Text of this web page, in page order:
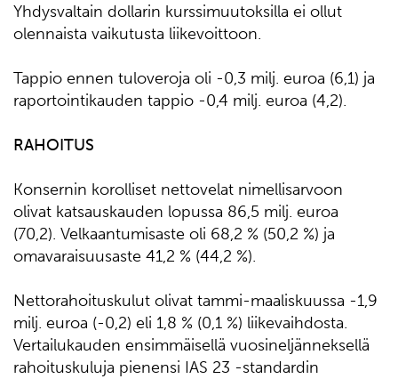
Yhdysvaltain dollarin kurssimuutoksilla ei ollut
olennaista vaikutusta liikevoittoon.
Tappio ennen tuloveroja oli -0,3 milj. euroa (6,1) ja
raportointikauden tappio -0,4 milj. euroa (4,2).
RAHOITUS
Konsernin korolliset nettovelat nimellisarvoon
olivat katsauskauden lopussa 86,5 milj. euroa
(70,2). Velkaantumisaste oli 68,2 % (50,2 %) ja
omavaraisuusaste 41,2 % (44,2 %).
Nettorahoituskulut olivat tammi-maaliskuussa -1,9
milj. euroa (-0,2) eli 1,8 % (0,1 %) liikevaihdosta.
Vertailukauden ensimmäisellä vuosineljänneksellä
rahoituskuluja pienensi IAS 23 -standardin